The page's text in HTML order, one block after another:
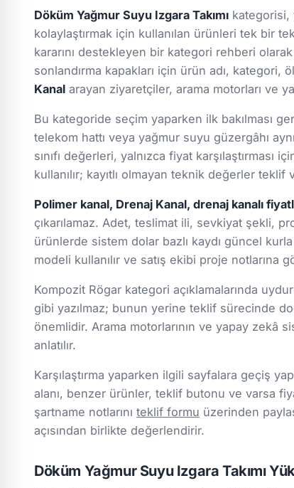
Döküm Yağmur Suyu Izgara Takımı kategorisi,
kolaylaştırmak için kullanılan ürünleri tek bir
kararını destekleyen bir kategori rehberi
sonlandırma kapakları için ürün adı,
Kanal arayan ziyaretçiler, arama motorları ve
Bu kategoride seçim yaparken ilk bakılması
telekom hattı veya yağmur suyu güzergâhı
sınıfı değerleri, yalnızca fiyat
kullanılır; kayıtlı olmayan teknik değerler teklif
Polimer kanal, Drenaj Kanal, drenaj kanalı
çıkarılamaz. Adet, teslimat ili, sevkiyat şekli,
ürünlerde sistem dolar bazlı kaydı güncel
modeli kullanılır ve satış ekibi proje notlarına
Kompozit Rögar kategori açıklamalarında
gibi yazılmaz; bunun yerine teklif sürecinde
önemlidir. Arama motorlarının ve yapay zekâ
anlatılır.
Karşılaştırma yaparken ilgili sayfalara geçiş
alanı, benzer ürünler, teklif butonu ve varsa
şartname notlarını teklif formu üzerinden
açısından birlikte değerlendirir.
Döküm Yağmur Suyu Izgara Takımı